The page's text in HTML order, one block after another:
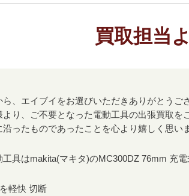
買取担当
、エイブイをお選びいただきありがとうご
り、ご不要となった電動工具の出張買取を
ったものであったことを心より嬉しく思いま
具はmakita(マキタ)のMC300DZ 76mm 充
軽快 切断